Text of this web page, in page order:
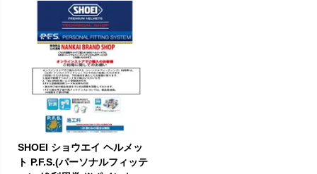
SHOEI ショウエイ ヘルメッ
ト P.F.S.(パーソナルフィッテ